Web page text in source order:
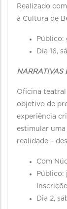
Realizado
à Cultura de
Público:
Dia 16,
NARRATIVAS
Oficina
objetivo de
experiência
estimular
realidade –
Com
Público:
Dia 2,